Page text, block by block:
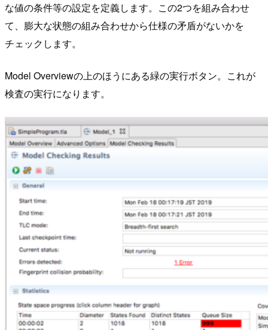
な値の条件等の設定を定義します。この2つを組み合わせ
て、膨大な状態の組み合わせから仕様の矛盾がないかを
チェックします。
Model Overviewの上のほうにある緑の実行ボタン。これが
検査の実行になります。